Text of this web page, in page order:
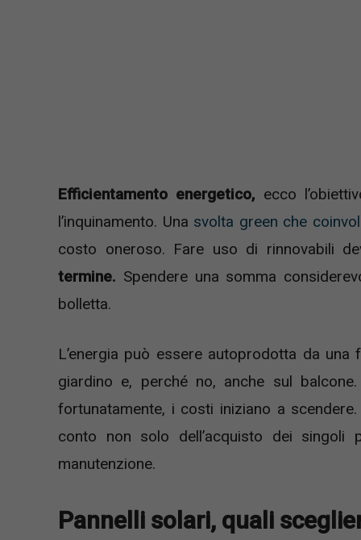
Efficientamento energetico, ecco
l’inquinamento. Una svolta green che
costo oneroso. Fare uso di rinnovabili
termine. Spendere una somma
bolletta.
L’energia può essere autoprodotta da una
giardino e, perché no, anche sul
fortunatamente, i costi iniziano a scendere.
conto non solo dell’acquisto dei singoli
manutenzione.
Pannelli solari, quali